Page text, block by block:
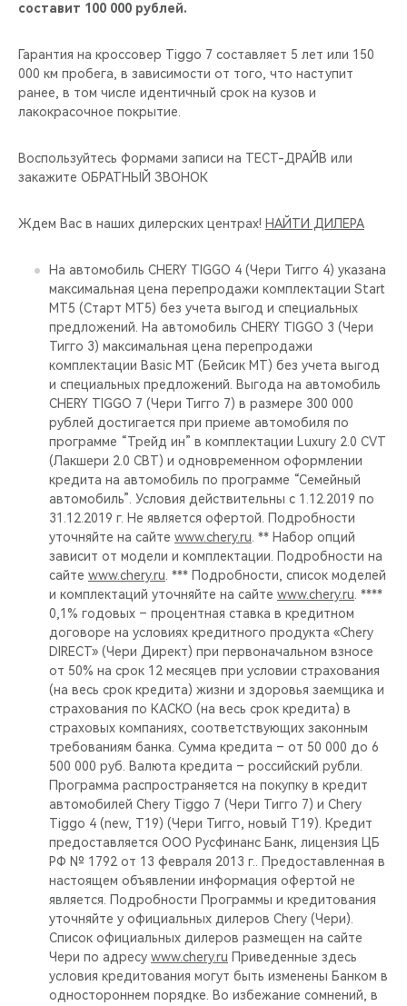
составит 100 000 рублей.
Гарантия на кроссовер Tiggo 7 составляет 5 лет или 150
000 км пробега, в зависимости от того, что наступит
ранее, в том числе идентичный срок на кузов и
лакокрасочное покрытие.
Воспользуйтесь формами записи на ТЕСТ-ДРАЙВ или
закажите ОБРАТНЫЙ ЗВОНОК
Ждем Вас в наших дилерских центрах! НАЙТИ ДИЛЕРА
На автомобиль CHERY TIGGO 4 (Чери Тигго 4) указана
максимальная цена перепродажи комплектации Start
MT5 (Старт МТ5) без учета выгод и специальных
предложений. На автомобиль CHERY TIGGO 3 (Чери
Тигго 3) максимальная цена перепродажи
комплектации Basic MT (Бейсик МТ) без учета выгод
и специальных предложений. Выгода на автомобиль
CHERY TIGGO 7 (Чери Тигго 7) в размере 300 000
рублей достигается при приеме автомобиля по
программе “Трейд ин” в комплектации Luxury 2.0 CVT
(Лакшери 2.0 СВТ) и одновременном оформлении
кредита на автомобиль по программе “Семейный
автомобиль”. Условия действительны с 1.12.2019 по
31.12.2019 г. Не является офертой. Подробности
уточняйте на сайте www.chery.ru . ** Набор опций
зависит от модели и комплектации. Подробности на
сайте www.chery.ru . *** Подробности, список моделей
и комплектаций уточняйте на сайте www.chery.ru . ****
0,1% годовых – процентная ставка в кредитном
договоре на условиях кредитного продукта «Chery
DIRECT» (Чери Директ) при первоначальном взносе
от 50% на срок 12 месяцев при условии страхования
(на весь срок кредита) жизни и здоровья заемщика и
страхования по КАСКО (на весь срок кредита) в
страховых компаниях, соответствующих законным
требованиям банка. Сумма кредита – от 50 000 до 6
500 000 руб. Валюта кредита – российский рубли.
Программа распространяется на покупку в кредит
автомобилей Chery Tiggo 7 (Чери Тигго 7) и Chery
Tiggo 4 (new, T19) (Чери Тигго, новый Т19). Кредит
предоставляется ООО Русфинанс Банк, лицензия ЦБ
РФ № 1792 от 13 февраля 2013 г.. Предоставленная в
настоящем объявлении информация офертой не
является. Подробности Программы и кредитования
уточняйте у официальных дилеров Chery (Чери).
Список официальных дилеров размещен на сайте
Чери по адресу www.chery.ru Приведенные здесь
условия кредитования могут быть изменены Банком в
одностороннем порядке. Во избежание сомнений, в